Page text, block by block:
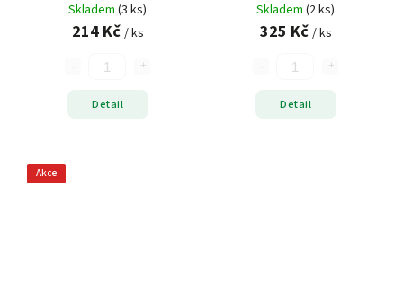
Skladem (3 ks)
214 Kč / ks
Detail
Skladem (2 ks)
325 Kč / ks
Detail
Akce